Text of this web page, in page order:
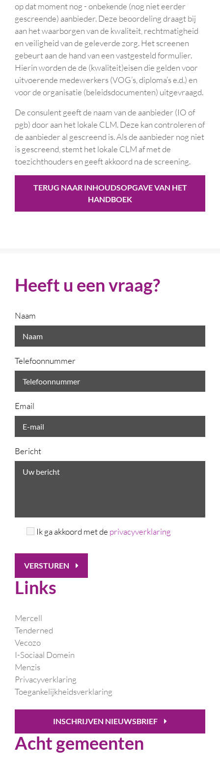
op dat moment nog - onbekende (nog niet eerder
gescreende) aanbieder. Deze beoordeling draagt bij
aan het waarborgen van de kwaliteit, rechtmatigheid
en veiligheid van de geleverde zorg. Het screenen
gebeurt aan de hand van een vastgesteld formulier.
Hierin worden de de (kwaliteit)eisen die gelden voor
uitvoerende medewerkers (VOG’s, diploma’s e.d.) en
voor de organisatie (beleidsdocumenten) uitgevraagd.
De consulent geeft de naam van de aanbieder (IO of
pgb) door aan het lokale CLM. Deze kan controleren of
de aanbieder al gescreend is. Als de aanbieder nog niet
is gescreend, stemt het lokale CLM af met de
toezichthouders en geeft akkoord na de screening.
TERUG NAAR INHOUDSOPGAVE VAN HET
HANDBOEK
Heeft u een vraag?
Naam
Telefoonnummer
Email
Bericht
Ik ga akkoord met de privacyverklaring
VERSTUREN
Links
Mercell
Tenderned
Vecozo
I-Sociaal Domein
Menzis
Privacyverklaring
Toegankelijkheidsverklaring
INSCHRIJVEN NIEUWSBRIEF
Acht gemeenten